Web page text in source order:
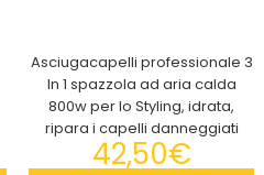
Asciugacapelli professionale 3
In 1 spazzola ad aria calda
800w per lo Styling, idrata,
ripara i capelli danneggiati
42,50€